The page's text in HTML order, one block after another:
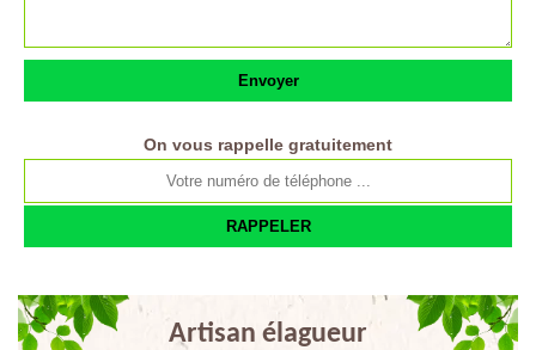
On vous rappelle gratuitement
Artisan élagueur